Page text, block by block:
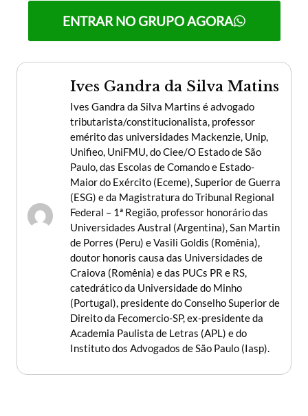
ENTRAR NO GRUPO AGORA
Ives Gandra da Silva Matins
Ives Gandra da Silva Martins é advogado
tributarista/constitucionalista, professor
emérito das universidades Mackenzie, Unip,
Unifieo, UniFMU, do Ciee/O Estado de São
Paulo, das Escolas de Comando e Estado-
Maior do Exército (Eceme), Superior de Guerra
(ESG) e da Magistratura do Tribunal Regional
Federal – 1ª Região, professor honorário das
Universidades Austral (Argentina), San Martin
de Porres (Peru) e Vasili Goldis (Romênia),
doutor honoris causa das Universidades de
Craiova (Romênia) e das PUCs PR e RS,
catedrático da Universidade do Minho
(Portugal), presidente do Conselho Superior de
Direito da Fecomercio-SP, ex-presidente da
Academia Paulista de Letras (APL) e do
Instituto dos Advogados de São Paulo (Iasp).